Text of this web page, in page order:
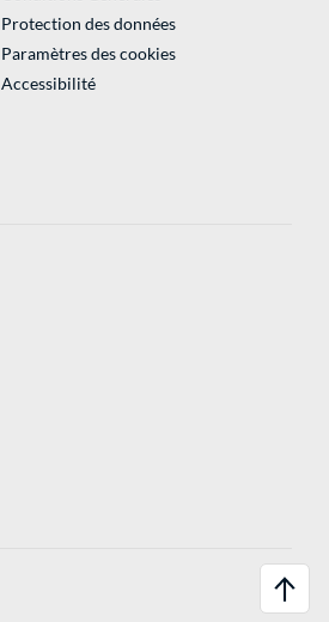
Protection des données
Paramètres des cookies
Accessibilité